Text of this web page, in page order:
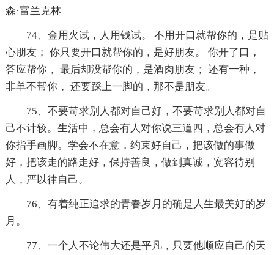
森·富兰克林
74、金用火试，人用钱试。 不用开口就帮你的，是贴
心朋友； 你只要开口就帮你的，是好朋友。 你开了口，
答应帮你， 最后却没帮你的，是酒肉朋友； 还有一种，
非单不帮你， 还要踩上一脚的，那不是朋友。
75、不要苛求别人都对自己好，不要苛求别人都对自
己不计较。生活中，总会有人对你说三道四，总会有人对
你指手画脚。学会不在意，约束好自己，把该做的事做
好，把该走的路走好，保持善良，做到真诚，宽容待别
人，严以律自己。
76、有着纯正追求的青春岁月的确是人生最美好的岁
月。
77、一个人不论伟大还是平凡，只要他顺应自己的天